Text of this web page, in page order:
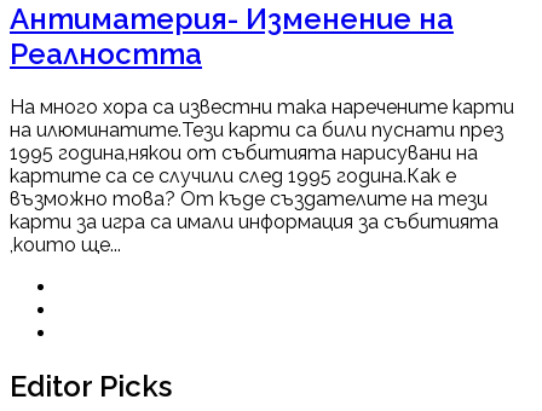
Антиматерия- Изменение на
Реалността
На много хора са известни така наречените карти
на илюминатите.Тези карти са били пуснати през
1995 година,някои от събитията нарисувани на
картите са се случили след 1995 година.Как е
възможно това? От къде създателите на тези
карти за игра са имали информация за събитията
,които ще...
Editor Picks